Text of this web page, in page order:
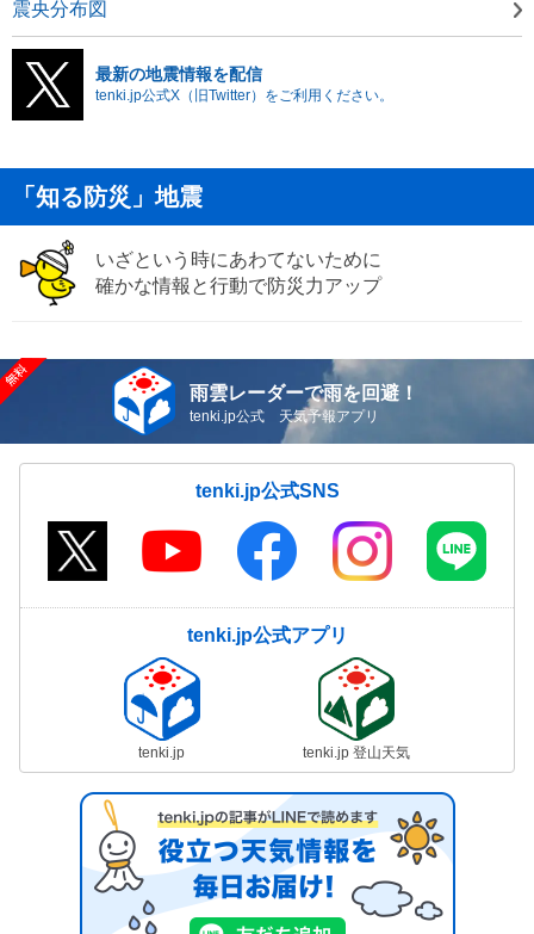
震央分布図
最新の地震情報を配信
tenki.jp公式X（旧Twitter）をご利用ください。
「知る防災」地震
いざという時にあわてないために
確かな情報と行動で防災力アップ
雨雲レーダーで雨を回避！
tenki.jp公式 天気予報アプリ
tenki.jp公式SNS
tenki.jp公式アプリ
tenki.jp tenki.jp 登山天気